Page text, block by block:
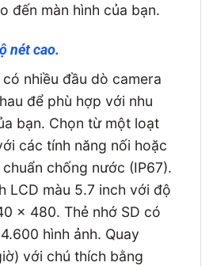
đến màn hình của bạn.
nét cao.
nhiều đầu dò camera
để phù hợp với nhu
bạn. Chọn từ một loạt
các tính năng nối hoặc
chống nước (IP67).
LCD màu 5.7 inch với độ
x 480. Thẻ nhớ SD có
hình ảnh. Quay
với chú thích bằng